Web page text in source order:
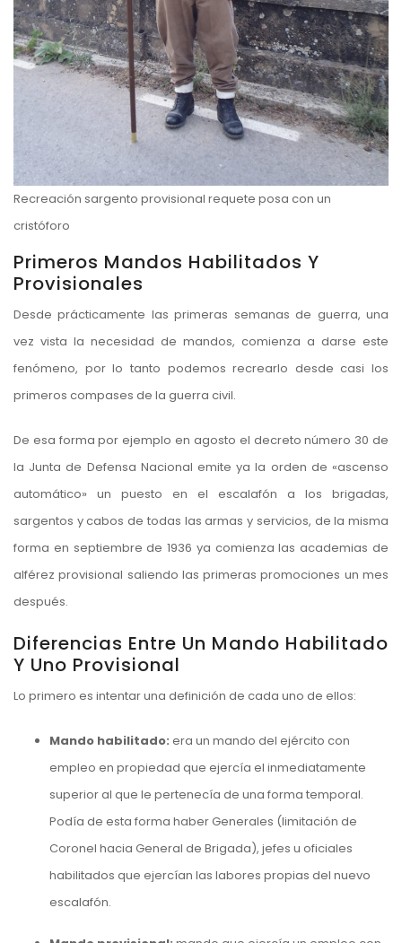
Recreación sargento provisional requete posa con un
cristóforo
Primeros Mandos Habilitados Y
Provisionales
Desde prácticamente las primeras semanas de guerra, una
vez vista la necesidad de mandos, comienza a darse este
fenómeno, por lo tanto podemos recrearlo desde casi los
primeros compases de la guerra civil.
De esa forma por ejemplo en agosto el decreto número 30 de
la Junta de Defensa Nacional emite ya la orden de «ascenso
automático» un puesto en el escalafón a los brigadas,
sargentos y cabos de todas las armas y servicios, de la misma
forma en septiembre de 1936 ya comienza las academias de
alférez provisional saliendo las primeras promociones un mes
después.
Diferencias Entre Un Mando Habilitado
Y Uno Provisional
Lo primero es intentar una definición de cada uno de ellos:
Mando habilitado: era un mando del ejército con
empleo en propiedad que ejercía el inmediatamente
superior al que le pertenecía de una forma temporal.
Podía de esta forma haber Generales (limitación de
Coronel hacia General de Brigada), jefes u oficiales
habilitados que ejercían las labores propias del nuevo
escalafón.